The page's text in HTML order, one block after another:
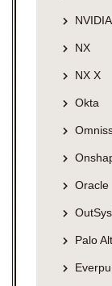
NVIDIA
NX
NX X
Okta
Oracle
Palo